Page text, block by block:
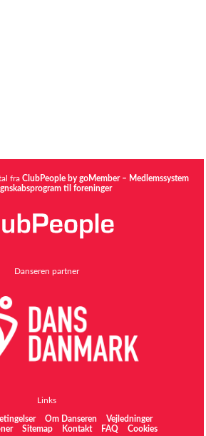
fra ClubPeople by goMember – Medlemssystem
til foreninger
Danseren partner
Links
Om Danseren
Vejledninger
Sitemap Kontakt FAQ Cookies